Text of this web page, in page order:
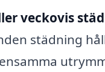
veckovis
städning